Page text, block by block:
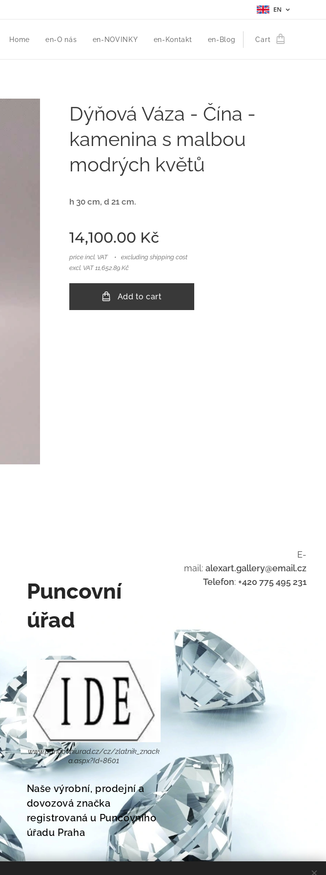
EN
Home en-O nás en-NOVINKY en-Kontakt en-Blog Cart
Dýňová Váza - Čína -
kamenina s malbou
modrých květů
h 30 cm, d 21 cm.
14,100.00 Kč
price incl. VAT
excluding shipping cost
excl. VAT 11,652.89 Kč
Add to cart
Puncovní
úřad
www.puncovniurad.cz/cz/zlatnik_znack
a.aspx?Id=8601
Naše výrobní, prodejní a
dovozová značka
registrovaná u Puncovního
úřadu Praha
E-
mail: alexart.gallery@email.cz
Telefon: +420 775 495 231